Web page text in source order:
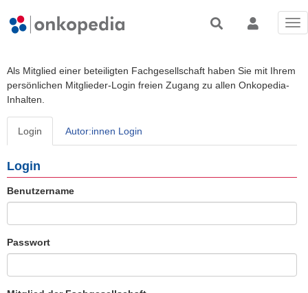
Als Mitglied einer beteiligten Fachgesellschaft haben Sie mit Ihrem
persönlichen Mitglieder-Login freien Zugang zu allen Onkopedia-
Inhalten.
Login Autor:innen Login
Login
Benutzername
Passwort